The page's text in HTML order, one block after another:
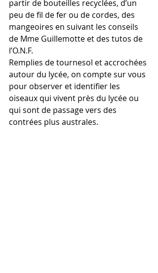
partir de bouteilles recyclées, d’un
peu de fil de fer ou de cordes, des
mangeoires en suivant les conseils
de Mme Guillemotte et des tutos de
l’O.N.F.
Remplies de tournesol et accrochées
autour du lycée, on compte sur vous
pour observer et identifier les
oiseaux qui vivent près du lycée ou
qui sont de passage vers des
contrées plus australes.